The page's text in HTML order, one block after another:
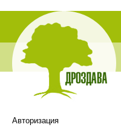
Авторизация